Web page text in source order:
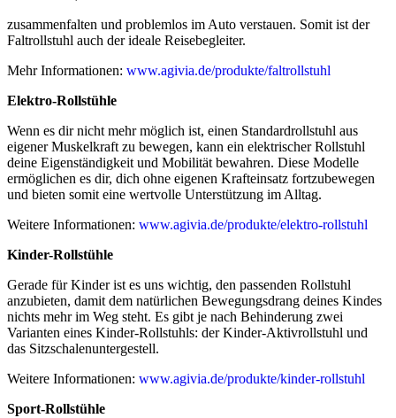
zusammenfalten und problemlos im Auto verstauen. Somit ist der
Faltrollstuhl auch der ideale Reisebegleiter.
Mehr Informationen: www.agivia.de/produkte/faltrollstuhl
Elektro-Rollstühle
Wenn es dir nicht mehr möglich ist, einen Standardrollstuhl aus
eigener Muskelkraft zu bewegen, kann ein elektrischer Rollstuhl
deine Eigenständigkeit und Mobilität bewahren. Diese Modelle
ermöglichen es dir, dich ohne eigenen Krafteinsatz fortzubewegen
und bieten somit eine wertvolle Unterstützung im Alltag.
Weitere Informationen: www.agivia.de/produkte/elektro-rollstuhl
Kinder-Rollstühle
Gerade für Kinder ist es uns wichtig, den passenden Rollstuhl
anzubieten, damit dem natürlichen Bewegungsdrang deines Kindes
nichts mehr im Weg steht. Es gibt je nach Behinderung zwei
Varianten eines Kinder-Rollstuhls: der Kinder-Aktivrollstuhl und
das Sitzschalenuntergestell.
Weitere Informationen: www.agivia.de/produkte/kinder-rollstuhl
Sport-Rollstühle